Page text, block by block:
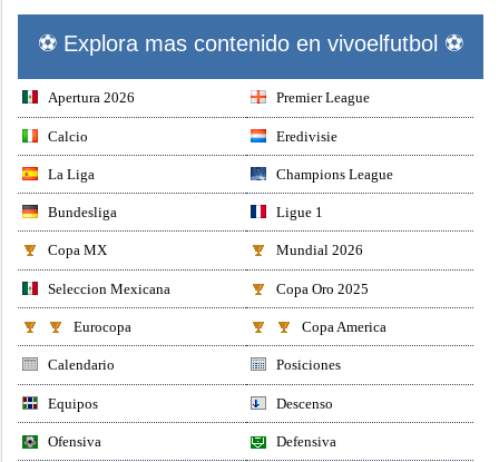
⚽ Explora mas contenido en vivoelfutbol ⚽
Apertura 2026 Premier League
Calcio Eredivisie
La Liga Champions League
Bundesliga Ligue 1
Copa MX Mundial 2026
Seleccion Mexicana Copa Oro 2025
Eurocopa Copa America
Calendario Posiciones
Equipos Descenso
Ofensiva Defensiva